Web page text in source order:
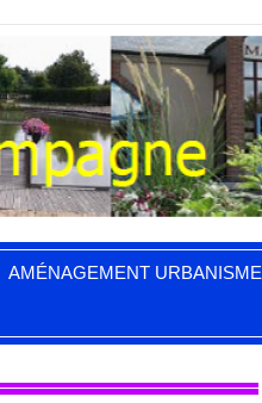
AMÉNAGEMENT URBANISME